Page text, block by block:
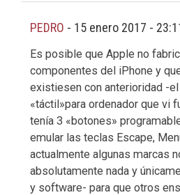
PEDRO - 15 enero 2017 -
Es posible que Apple no
componentes del iPhone y
existiesen con anterioridad -
«táctil»para ordenador que vi
tenía 3 «botones»
emular las teclas Escape,
actualmente algunas marcas
absolutamente nada y
y software- para que otros